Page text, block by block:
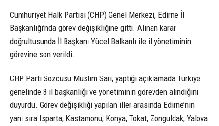
Cumhuriyet Halk Partisi (CHP) Genel Merkezi, Edirne İl
Başkanlığı’nda görev değişikliğine gitti. Alınan karar
doğrultusunda İl Başkanı Yücel Balkanlı ile il yönetiminin
görevine son verildi.
CHP Parti Sözcüsü Müslim Sarı, yaptığı açıklamada Türkiye
genelinde 8 il başkanlığı ve yönetiminin görevden alındığını
duyurdu. Görev değişikliği yapılan iller arasında Edirne’nin
yanı sıra Isparta, Kastamonu, Konya, Tokat, Zonguldak, Yalova